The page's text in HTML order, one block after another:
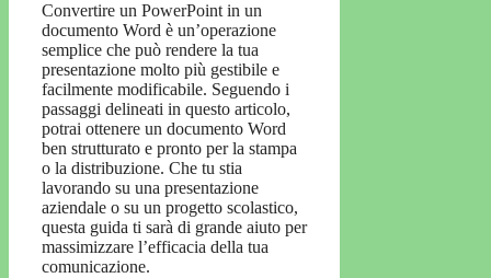
Convertire un PowerPoint in un
documento Word è un’operazione
semplice che può rendere la tua
presentazione molto più gestibile e
facilmente modificabile. Seguendo i
passaggi delineati in questo articolo,
potrai ottenere un documento Word
ben strutturato e pronto per la stampa
o la distribuzione. Che tu stia
lavorando su una presentazione
aziendale o su un progetto scolastico,
questa guida ti sarà di grande aiuto per
massimizzare l’efficacia della tua
comunicazione.